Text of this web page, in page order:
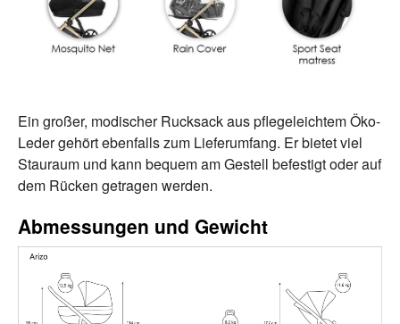
Ein großer, modischer Rucksack aus pflegeleichtem Öko-
Leder gehört ebenfalls zum Lieferumfang. Er bietet viel
Stauraum und kann bequem am Gestell befestigt oder auf
dem Rücken getragen werden.
Abmessungen und Gewicht